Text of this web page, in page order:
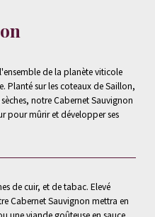
de la planète viticole
Planté sur les coteaux de Saillon,
notre Cabernet Sauvignon
pour mûrir et développer ses
de cuir, et de tabac. Elevé
Cabernet Sauvignon mettra en